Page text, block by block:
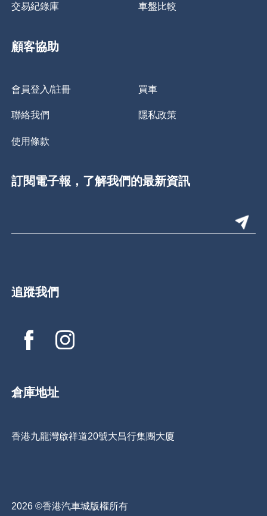
交易紀錄庫 車盤比較
顧客協助
會員登入/註冊 買車
聯絡我們 隱私政策
使用條款
訂閱電子報，了解我們的最新資訊
追蹤我們
倉庫地址
香港九龍灣啟祥道20號大昌行集團大廈
2026 ©香港汽車城版權所有